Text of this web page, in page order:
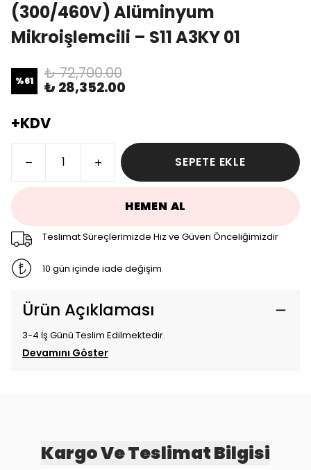
(300/460V) Alüminyum
Mikroişlemcili – S11 A3KY 01
%61 ₺ 72,700.00
₺ 28,352.00
+KDV
SEPETE EKLE
HEMEN AL
Teslimat Süreçlerimizde Hız ve Güven Önceliğimizdir
10 gün içinde iade değişim
Ürün Açıklaması
3-4 İş Günü Teslim Edilmektedir.
Devamını Göster
Kargo Ve Teslimat Bilgisi